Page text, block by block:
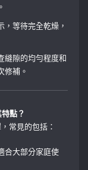
，等待完全乾燥，
縫隙的均勻程度和
修補。
點？
常見的包括：
合大部分家庭使